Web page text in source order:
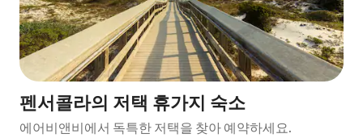
펜서콜라의 저택 휴가지 숙소
에어비앤비에서 독특한 저택을 찾아 예약하세요.